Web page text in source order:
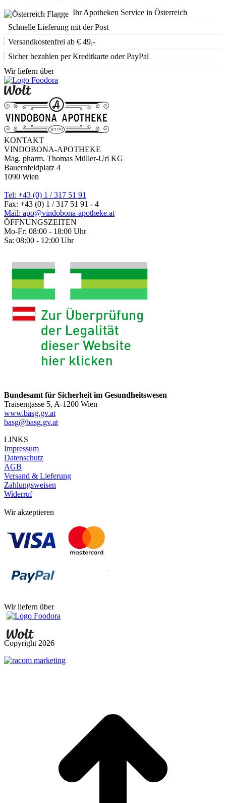
Ihr Apotheken Service in Österreich
Schnelle Lieferung mit der Post
Versandkostenfrei ab € 49,-
Sicher bezahlen per Kreditkarte oder PayPal
Wir liefern über
KONTAKT
VINDOBONA-APOTHEKE
Mag. pharm. Thomas Müller-Uri KG
Bauernfeldplatz 4
1090 Wien
Tel: +43 (0) 1 / 317 51 91
Fax: +43 (0) 1 / 317 51 91 - 4
Mail: apo@vindobona-apotheke.at
ÖFFNUNGSZEITEN
Mo-Fr: 08:00 - 18:00 Uhr
Sa: 08:00 - 12:00 Uhr
Bundesamt für Sicherheit im Gesundheitswesen
Traisengasse 5, A-1200 Wien
www.basg.gv.at
basg@basg.gv.at
LINKS
Impressum
Datenschutz
AGB
Versand & Lieferung
Zahlungsweisen
Widerruf
Wir akzeptieren
Wir liefern über
Copyright 2026